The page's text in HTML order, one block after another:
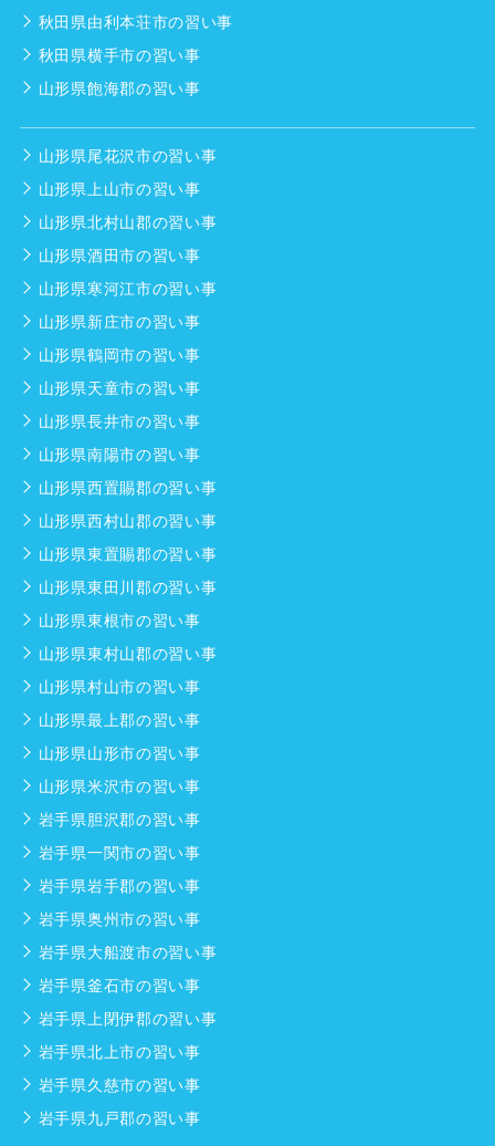
秋田県由利本荘市の習い事
秋田県横手市の習い事
山形県飽海郡の習い事
山形県尾花沢市の習い事
山形県上山市の習い事
山形県北村山郡の習い事
山形県酒田市の習い事
山形県寒河江市の習い事
山形県新庄市の習い事
山形県鶴岡市の習い事
山形県天童市の習い事
山形県長井市の習い事
山形県南陽市の習い事
山形県西置賜郡の習い事
山形県西村山郡の習い事
山形県東置賜郡の習い事
山形県東田川郡の習い事
山形県東根市の習い事
山形県東村山郡の習い事
山形県村山市の習い事
山形県最上郡の習い事
山形県山形市の習い事
山形県米沢市の習い事
岩手県胆沢郡の習い事
岩手県一関市の習い事
岩手県岩手郡の習い事
岩手県奥州市の習い事
岩手県大船渡市の習い事
岩手県釜石市の習い事
岩手県上閉伊郡の習い事
岩手県北上市の習い事
岩手県久慈市の習い事
岩手県九戸郡の習い事